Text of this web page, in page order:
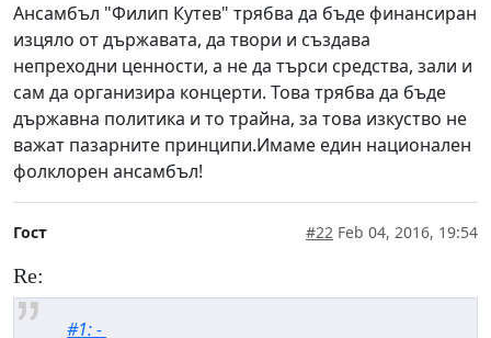
Ансамбъл "Филип Кутев" трябва да бъде финансиран
изцяло от държавата, да твори и създава
непреходни ценности, а не да търси средства, зали и
сам да организира концерти. Това трябва да бъде
държавна политика и то трайна, за това изкуство не
важат пазарните принципи.Имаме един национален
фолклорен ансамбъл!
Гост #22 Feb 04, 2016, 19:54
Re:
#1: -